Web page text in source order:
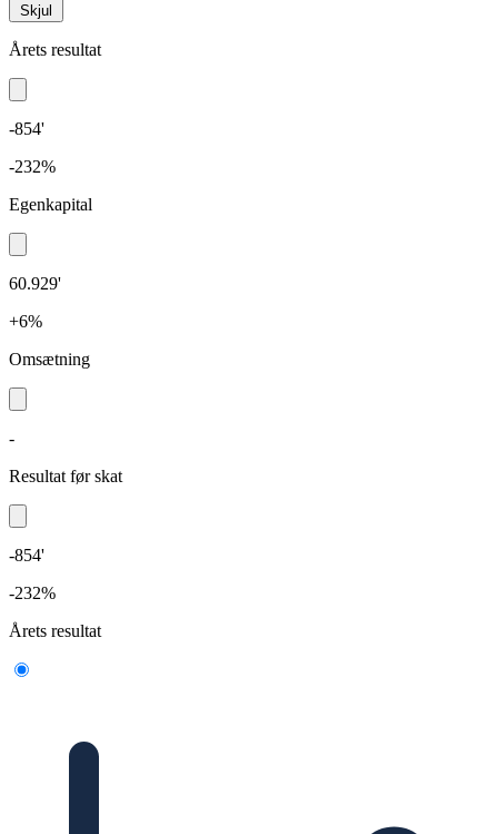
Skjul
Årets resultat
-854'
-232%
Egenkapital
60.929'
+6%
Omsætning
-
Resultat før skat
-854'
-232%
Årets resultat